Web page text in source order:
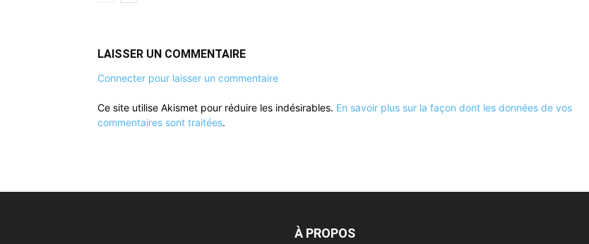
LAISSER UN COMMENTAIRE
Connecter pour laisser un commentaire
Ce site utilise Akismet pour réduire les indésirables. En savoir plus sur la façon dont les données de vos
commentaires sont traitées.
À PROPOS